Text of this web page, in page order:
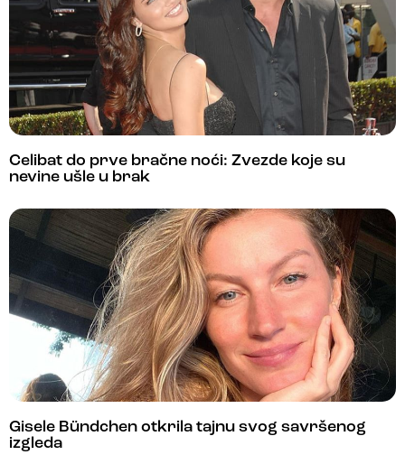
Celibat do prve bračne noći: Zvezde koje su
nevine ušle u brak
Gisele Bündchen otkrila tajnu svog savršenog
izgleda